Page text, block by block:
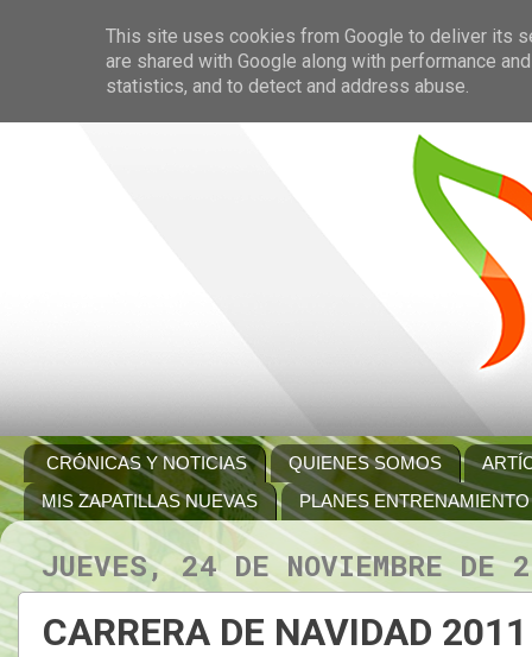
CRÓNICAS Y NOTICIAS QUIENES SOMOS
MIS ZAPATILLAS NUEVAS
PLANES ENTRENAMIENTO
JUEVES, 24 DE NOVIEMBRE DE
CARRERA DE NAVIDAD 2011
This site uses cookies from Google to deliver its
are shared with Google along with performance
statistics, and to detect and address abuse.